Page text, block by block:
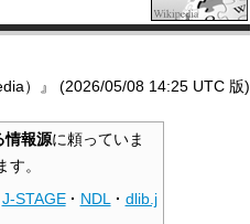
）』 (2026/05/08 14:25 UTC 版)
情報源に頼っていま
。
J-STAGE · NDL · dlib.j